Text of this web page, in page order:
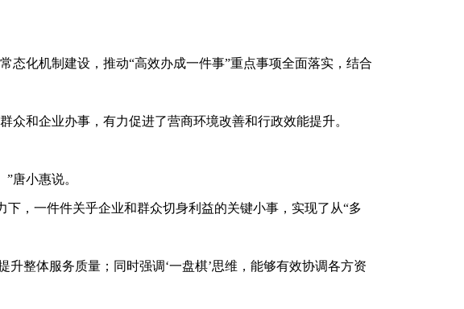
化机制建设，推动“高效办成一件事”重点事项全面落实，结合
和企业办事，有力促进了营商环境改善和行政效能提升。
唐小惠说。
，一件件关乎企业和群众切身利益的关键小事，实现了从“多
整体服务质量；同时强调‘一盘棋’思维，能够有效协调各方资